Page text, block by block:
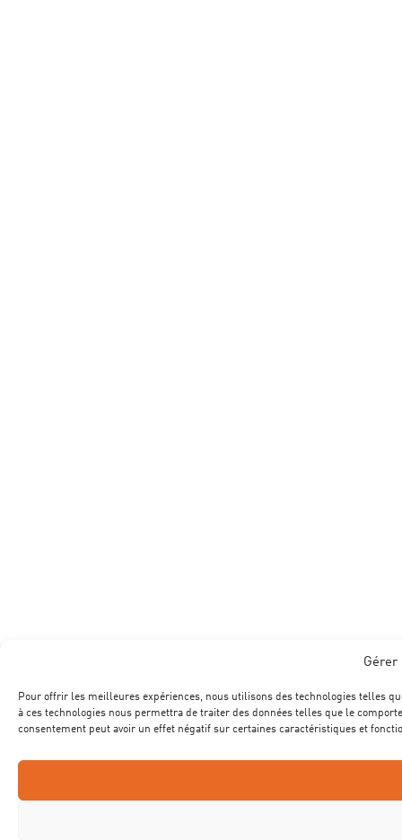
Gérer
Pour offrir les meilleures expériences, nous utilisons des technologies telles
à ces technologies nous permettra de traiter des données telles que le
consentement peut avoir un effet négatif sur certaines caractéristiques et